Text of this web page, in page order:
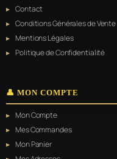
Contact
Conditions Générales de Vente
Mentions Légales
Politique de Confidentialité
👤 MON COMPTE
Mon Compte
Mes Commandes
Mon Panier